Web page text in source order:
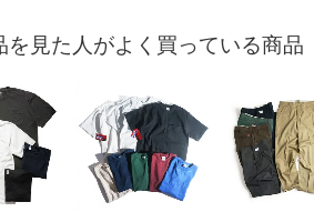
を見た人がよく買っている商品